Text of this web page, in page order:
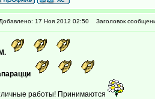
Добавлено: 17 Ноя 2012 02:50 Заголовок
работы! Принимаются